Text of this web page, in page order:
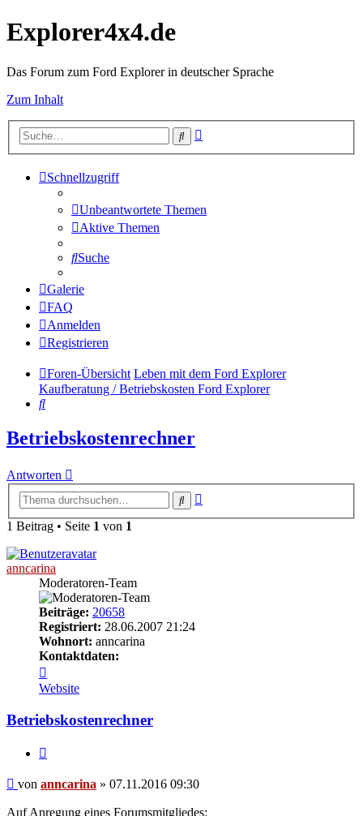
Explorer4x4.de
Das Forum zum Ford Explorer in deutscher Sprache
Zum Inhalt
Suche
Schnellzugriff
Unbeantwortete Themen
Aktive Themen
Suche
Galerie
FAQ
Anmelden
Registrieren
Foren-Übersicht Leben mit dem Ford Explorer
Kaufberatung / Betriebskosten Ford Explorer
Suche
Betriebskostenrechner
Antworten
Suche
1 Beitrag • Seite 1 von 1
anncarina
Moderatoren-Team
Beiträge: 20658
Registriert: 28.06.2007 21:24
Wohnort: anncarina
Kontaktdaten:
von
anncarina
Website
Betriebskostenrechner
Beitrag
von anncarina » 07.11.2016 09:30
Auf Anregung eines Forumsmitgliedes: